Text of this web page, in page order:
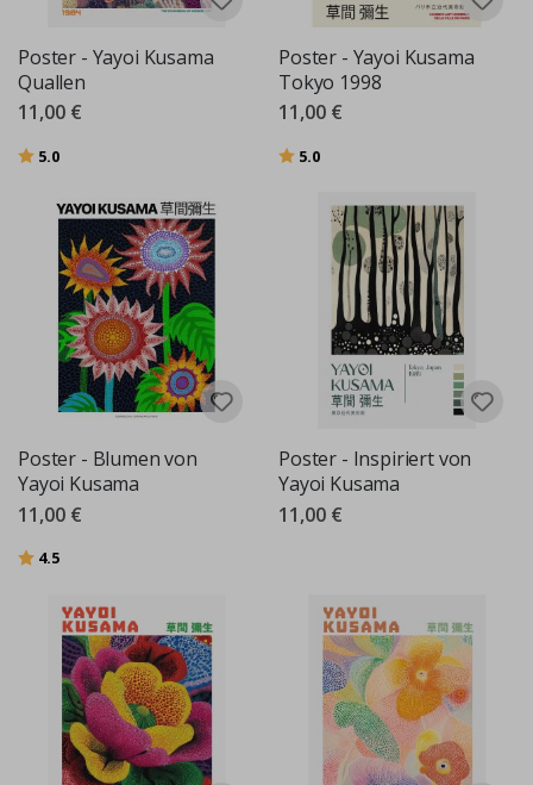
Poster - Yayoi Kusama
Quallen
11,00 €
Bewertung:
5.0
Poster - Yayoi Kusama
Tokyo 1998
11,00 €
Bewertung:
5.0
Poster - Blumen von
Yayoi Kusama
11,00 €
Bewertung:
4.5
Poster - Inspiriert von
Yayoi Kusama
11,00 €